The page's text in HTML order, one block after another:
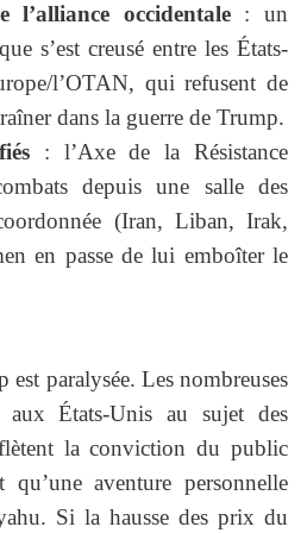
l’alliance occidentale: un
s’est creusé entre les États-
l’OTAN, qui refusent de
dans la guerre de Trump.
: l’Axe de la Résistance
depuis une salle des
(Iran, Liban, Irak,
en passe de lui emboîter le
est paralysée. Les nombreuses
États-Unis au sujet des
la conviction du public
qu’une aventure personnelle
Si la hausse des prix du